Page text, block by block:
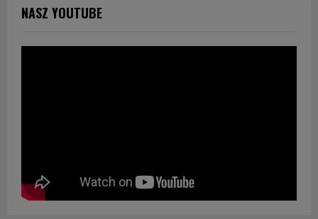
NASZ YOUTUBE